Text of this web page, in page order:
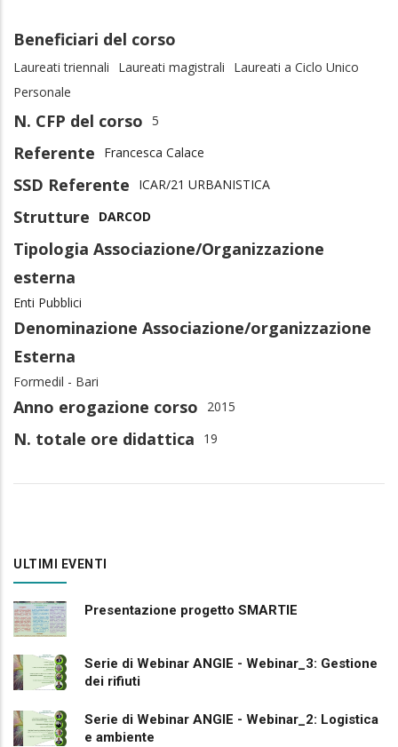
Beneficiari del corso
Laureati triennali Laureati magistrali
Laureati a Ciclo Unico
Personale
N. CFP del corso 5
Referente Francesca Calace
SSD Referente ICAR/21 URBANISTICA
Strutture DARCOD
Tipologia Associazione/Organizzazione
esterna
Enti Pubblici
Denominazione Associazione/organizzazione
Esterna
Formedil - Bari
Anno erogazione corso 2015
N. totale ore didattica 19
ULTIMI EVENTI
Presentazione progetto SMARTIE
Serie di Webinar ANGIE - Webinar_3: Gestione
dei rifiuti
Serie di Webinar ANGIE - Webinar_2: Logistica
e ambiente